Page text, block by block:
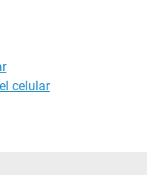
celular